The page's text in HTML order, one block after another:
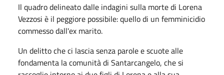
Il quadro delineato dalle indagini sulla morte di Lorena
Vezzosi è il peggiore possibile: quello di un femminicidio
commesso dall'ex marito.
Un delitto che ci lascia senza parole e scuote alle
fondamenta la comunità di Santarcangelo, che si